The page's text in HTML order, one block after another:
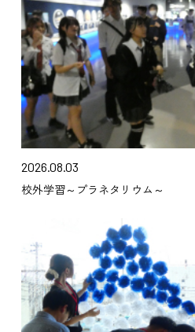
2026.08.03
校外学習～プラネタリウム～